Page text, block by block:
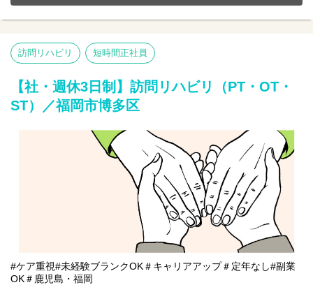
【仕事内容】訪問リハビリ業務全般 ※直行直帰OK
訪問看護ステーションからご利用者様宅を訪問し、一人一人に寄
●健康状態の観察（バイタルチェックなど）
●利用者様へのリハビリテーション
●食事や文字書き取りの訓練など
訪問リハビリ 短時間正社員
【社・週休3日制】訪問リハビリ（PT・OT・
ST）／福岡市博多区
#ケア重視#未経験ブランクOK＃キャリアアップ＃定年なし#副業
OK＃鹿児島・福岡